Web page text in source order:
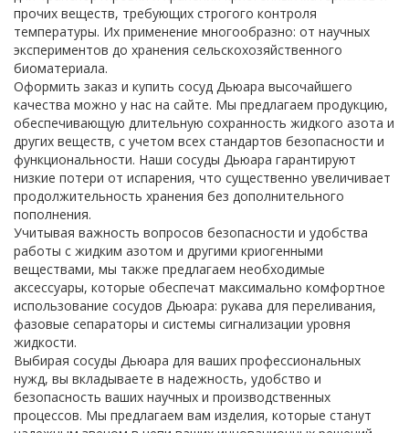
прочих веществ, требующих строгого контроля
температуры. Их применение многообразно: от научных
экспериментов до хранения сельскохозяйственного
биоматериала.
Оформить заказ и купить сосуд Дьюара высочайшего
качества можно у нас на сайте. Мы предлагаем продукцию,
обеспечивающую длительную сохранность жидкого азота и
других веществ, с учетом всех стандартов безопасности и
функциональности. Наши сосуды Дьюара гарантируют
низкие потери от испарения, что существенно увеличивает
продолжительность хранения без дополнительного
пополнения.
Учитывая важность вопросов безопасности и удобства
работы с жидким азотом и другими криогенными
веществами, мы также предлагаем необходимые
аксессуары, которые обеспечат максимально комфортное
использование сосудов Дьюара: рукава для переливания,
фазовые сепараторы и системы сигнализации уровня
жидкости.
Выбирая сосуды Дьюара для ваших профессиональных
нужд, вы вкладываете в надежность, удобство и
безопасность ваших научных и производственных
процессов. Мы предлагаем вам изделия, которые станут